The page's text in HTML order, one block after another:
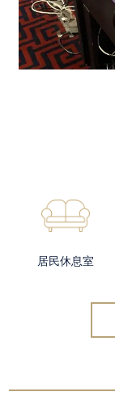
居民休息室